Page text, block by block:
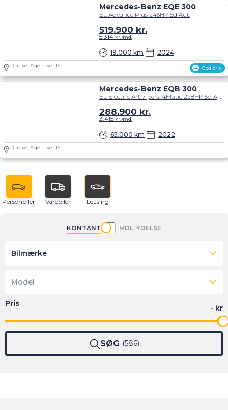
God pris
Mercedes-Benz EQE 300
EL Advance Plus 245HK 5d Aut.
19.000 km 2024
519.900 kr.
5.314kr./md.
Greve, Agenavej 15
Mercedes-Benz EQB 300
EL Electric Art 7 pers. 4Matic 228HK 5d Aut.
65.000 km 2022
288.900 kr.
3.415kr./md.
Greve, Agenavej 15
Personbiler Varebiler Leasing
KONTANT MDL. YDELSE
Bilmærke
Model
SØG 586